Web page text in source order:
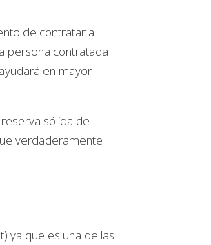
de contratar a
persona contratada
en mayor
sólida de
verdaderamente
ya que es una de las